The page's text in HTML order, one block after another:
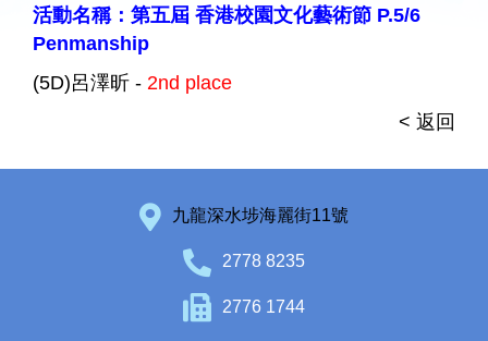
活動名稱：第五屆 香港校園文化藝術節 P.5/6
Penmanship
(5D)呂澤昕 - 2nd place
< 返回
九龍深水埗海麗街11號
2778 8235
2776 1744